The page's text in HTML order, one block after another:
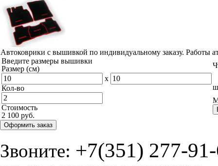
Автоковрики с вышивкой по индивидуальному заказу. Работы
Введите размеры вышивки
Размер (см)
x
Кол-во
Стоимость
2 100 руб.
Оформить заказ
Звоните: +7(351) 277-